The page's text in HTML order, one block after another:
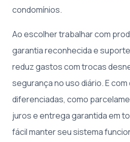
condomínios.
Ao escolher trabalhar com
garantia reconhecida e
reduz gastos com trocas
segurança no uso diário. E
diferenciadas, como
juros e entrega garantida em
fácil manter seu sistema